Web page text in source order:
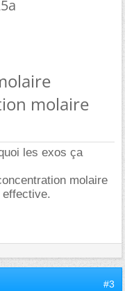
molaire
les exos ça
molaire
effective.
#3